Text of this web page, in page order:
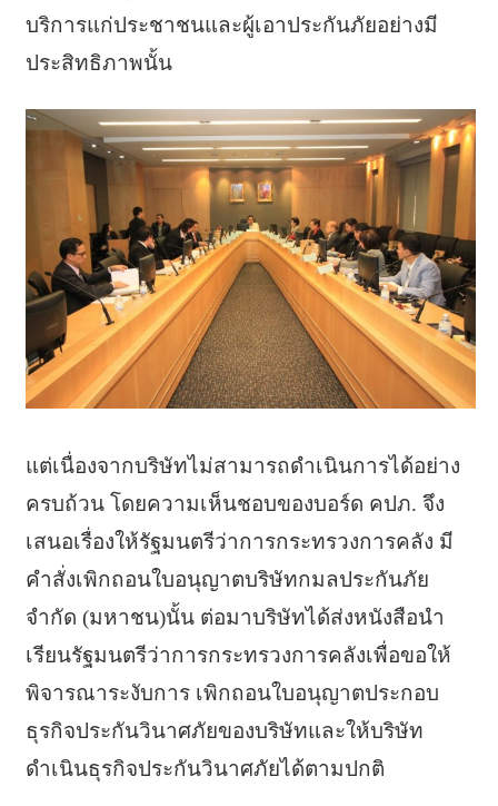
บริการแก่ประชาชนและผู้เอาประกันภัยอย่างมี
ประสิทธิภาพนั้น
แต่เนื่องจากบริษัทไม่สามารถดำเนินการได้อย่าง
ครบถ้วน โดยความเห็นชอบของบอร์ด คปภ. จึง
เสนอเรื่องให้รัฐมนตรีว่าการกระทรวงการคลัง มี
คำสั่งเพิกถอนใบอนุญาตบริษัทกมลประกันภัย
จำกัด (มหาชน)นั้น ต่อมาบริษัทได้ส่งหนังสือนำ
เรียนรัฐมนตรีว่าการกระทรวงการคลังเพื่อขอให้
พิจารณาระงับการ เพิกถอนใบอนุญาตประกอบ
ธุรกิจประกันวินาศภัยของบริษัทและให้บริษัท
ดำเนินธุรกิจประกันวินาศภัยได้ตามปกติ